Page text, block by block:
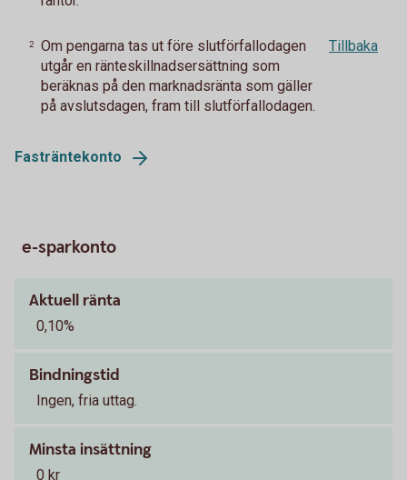
2
Om pengarna tas ut före slutförfallodagen
utgår en ränteskillnadsersättning som
beräknas på den marknadsränta som gäller
på avslutsdagen, fram till slutförfallodagen.
Tillbaka
Fasträntekonto
e-sparkonto
Aktuell ränta
0,10%
Bindningstid
Ingen, fria uttag.
Minsta insättning
0 kr